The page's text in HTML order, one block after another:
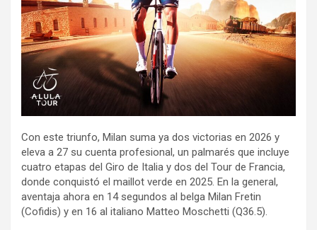
Con este triunfo, Milan suma ya dos victorias en 2026 y
eleva a 27 su cuenta profesional, un palmarés que incluye
cuatro etapas del Giro de Italia y dos del Tour de Francia,
donde conquistó el maillot verde en 2025. En la general,
aventaja ahora en 14 segundos al belga Milan Fretin
(Cofidis) y en 16 al italiano Matteo Moschetti (Q36.5).